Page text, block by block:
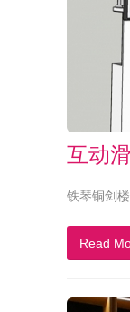
互动
铁琴铜剑
Read